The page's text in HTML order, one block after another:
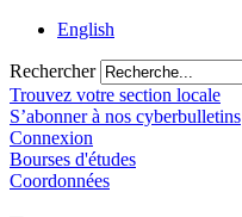
English
Rechercher
Trouvez votre section locale
S’abonner à nos cyberbulletins
Connexion
Bourses d'études
Coordonnées